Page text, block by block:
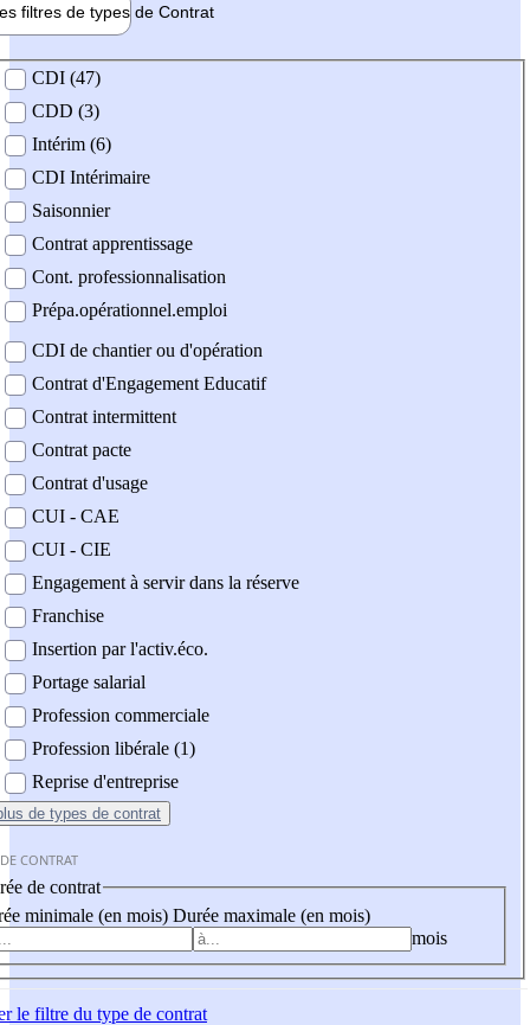
filtres de types de Contrat
contrat
CDI (47)
CDD (3)
Intérim (6)
CDI Intérimaire
Saisonnier
Contrat apprentissage
Cont. professionnalisation
Prépa.opérationnel.emploi
CDI de chantier ou d'opération
Contrat d'Engagement Educatif
Contrat intermittent
Contrat pacte
Contrat d'usage
CUI - CAE
CUI - CIE
Engagement à servir dans la réserve
Franchise
Insertion par l'activ.éco.
Portage salarial
Profession commerciale
Profession libérale (1)
Reprise d'entreprise
de types de contrat
CONTRAT
de contrat
minimale (en mois) Durée maximale (en mois)
mois
le filtre du type de contrat